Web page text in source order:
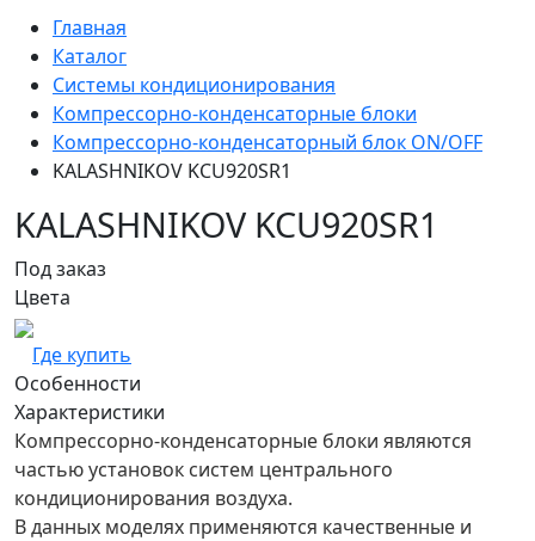
Главная
Каталог
Системы кондиционирования
Компрессорно-конденсаторные блоки
Компрессорно-конденсаторный блок ON/OFF
KALASHNIKOV KCU920SR1
KALASHNIKOV KCU920SR1
Под заказ
Цвета
Где купить
Особенности
Характеристики
Компрессорно-конденсаторные блоки являются
частью установок систем центрального
кондиционирования воздуха.
В данных моделях применяются качественные и